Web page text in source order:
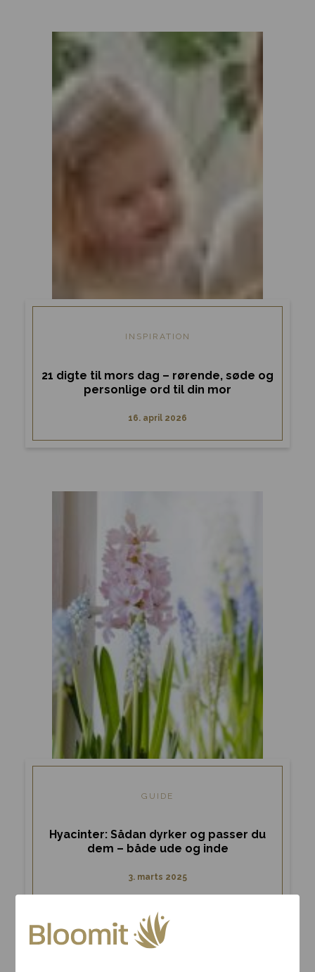
INSPIRATION
21 digte til mors dag – rørende, søde og
personlige ord til din mor
16. april 2026
GUIDE
Hyacinter: Sådan dyrker og passer du
dem – både ude og inde
3. marts 2025